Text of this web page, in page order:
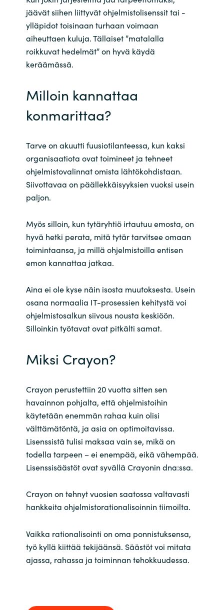
jäävät siihen liittyvätohjelmistolisenssit tai -
ylläpidot toisinaan turhaan voimaan
aiheuttaen kuluja. Tällaiset ”matalalla
roikkuvat hedelmät” on hyvä käydä
keräämässä.
Milloin kannattaa
konmarittaa?
Tarve on akuutti fuusiotilanteessa, kun kaksi
organisaatiota ovat toimineet ja tehneet
ohjelmistovalinnat omista lähtökohdistaan.
Siivottavaa on päällekkäisyyksien vuoksi usein
paljon.
Myös silloin, kun tytäryhtiö irtautuu emosta, on
hyvä hetki perata, mitä tytär tarvitsee omaan
toimintaansa, ja millä ohjelmistoilla entisen
emon kannattaa jatkaa.
Aina ei ole kyse näin isosta muutoksesta. Usein
osana normaalia IT-prosessien kehitystä voi
ohjelmistosalkun siivous nousta keskiöön.
Silloinkin työtavat ovat pitkälti samat.
Miksi Crayon?
Crayon perustettiin 20 vuotta sitten sen
havainnon pohjalta, että ohjelmistoihin
käytetään enemmän rahaa kuin olisi
välttämätöntä, ja asia on optimoitavissa.
Lisenssistä tulisi maksaa vain se, mikä on
todella tarpeen – ei enempää, eikä vähempää.
Lisenssisäästöt ovat syvällä Crayonin dna:ssa.
Crayon on tehnyt vuosien saatossa valtavasti
hankkeita ohjelmistorationalisoinnin tiimoilta.
Vaikka rationalisointi on oma ponnistuksensa,
työ kyllä kiittää tekijäänsä. Säästöt voi mitata
ajassa, rahassa ja toiminnan tehokkuudessa.